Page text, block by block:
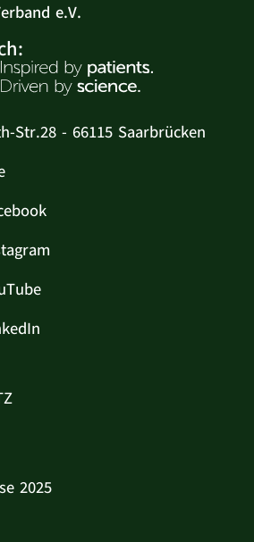
e.V.
Str.28 - 66115 Saarbrücken
2025